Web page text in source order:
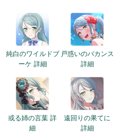
純白のワイルドブ
ーケ 詳細
戸惑いのバカンス
詳細
或る姉の言葉 詳
細
遠回りの果てに
詳細